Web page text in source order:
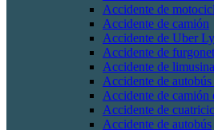
Accidente de
Accidente de camión
Accidente de Uber
Accidente de
Accidente de limusina
Accidente de autobús
Accidente de camión
Accidente de
Accidente de autobús